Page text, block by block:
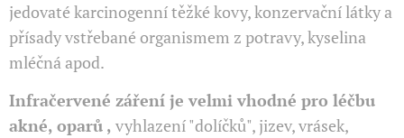
jedovaté karcinogenní těžké kovy, konzervační látky a
přísady vstřebané organismem z potravy, kyselina
mléčná apod.
Infračervené záření je velmi vhodné pro léčbu
akné, oparů , vyhlazení "dolíčků", jizev, vrásek,